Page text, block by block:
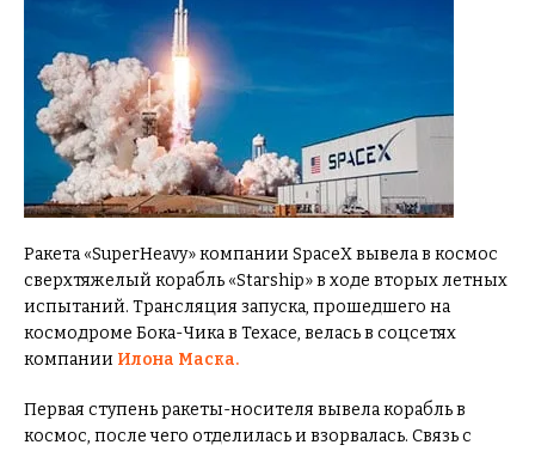
Ракета «SuperHeavy» компании SpaceX вывела в космос
сверхтяжелый корабль «Starship» в ходе вторых летных
испытаний. Трансляция запуска, прошедшего на
космодроме Бока-Чика в Техасе, велась в соцсетях
компании Илона Маска.
Первая ступень ракеты-носителя вывела корабль в
космос, после чего отделилась и взорвалась. Связь с